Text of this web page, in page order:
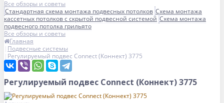
Все обзоры и советы
Стандартная схема монтажа подвесных потолков Схема монтажа
кассетных потолков с скрытой подвесной системой Схема монтажа
подвесного потолка грильято
Все обзоры и советы
Главная
Подвесные системы
Регулируемый подвес Connect (Коннект) 3775
Регулируемый подвес Connect (Коннект) 3775